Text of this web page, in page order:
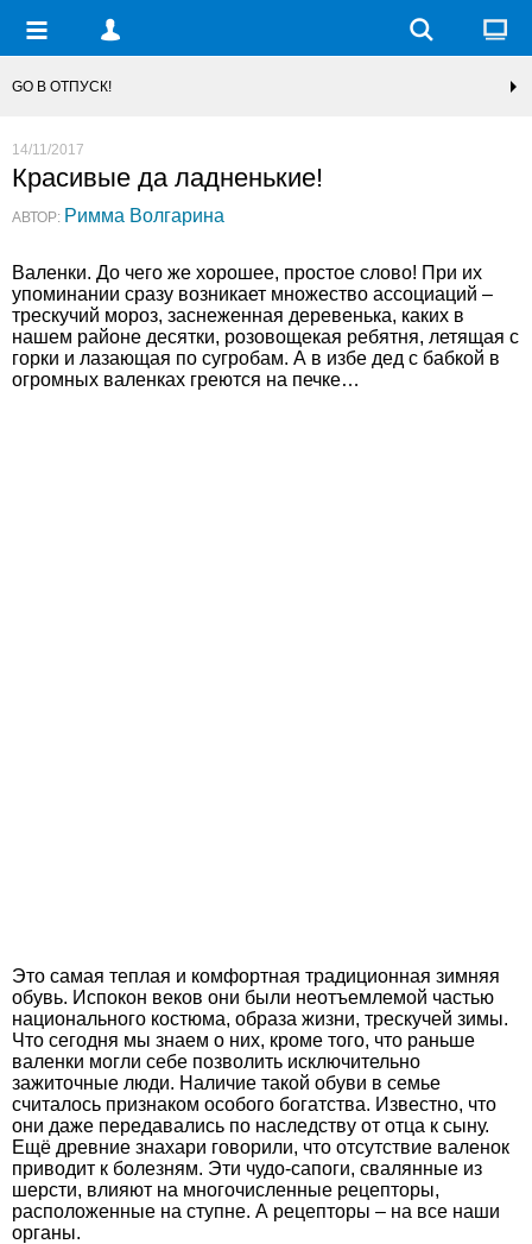
GO В ОТПУСК!
14/11/2017
Красивые да ладненькие!
АВТОР: Римма Волгарина
Валенки. До чего же хорошее, простое слово! При их
упоминании сразу возникает множество ассоциаций –
трескучий мороз, заснеженная деревенька, каких в
нашем районе десятки, розовощекая ребятня, летящая с
горки и лазающая по сугробам. А в избе дед с бабкой в
огромных валенках греются на печке…
Это самая теплая и комфортная традиционная зимняя
обувь. Испокон веков они были неотъемлемой частью
национального костюма, образа жизни, трескучей зимы.
Что сегодня мы знаем о них, кроме того, что раньше
валенки могли себе позволить исключительно
зажиточные люди. Наличие такой обуви в семье
считалось признаком особого богатства. Известно, что
они даже передавались по наследству от отца к сыну.
Ещё древние знахари говорили, что отсутствие валенок
приводит к болезням. Эти чудо-сапоги, свалянные из
шерсти, влияют на многочисленные рецепторы,
расположенные на ступне. А рецепторы – на все наши
органы.